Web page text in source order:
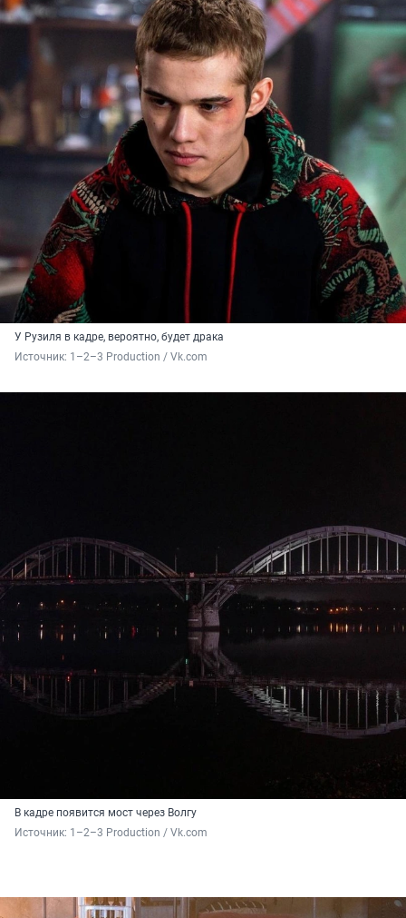
У Рузиля в кадре, вероятно, будет драка
Источник: 1–2–3 Production / Vk.com
В кадре появится мост через Волгу
Источник: 1–2–3 Production / Vk.com